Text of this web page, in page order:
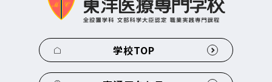
学校TOP